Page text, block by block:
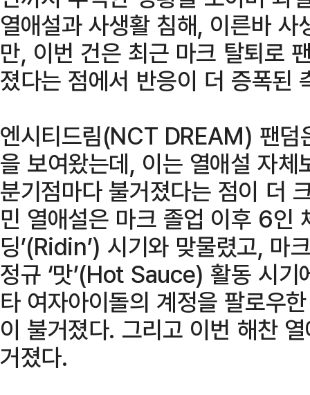
열애설과 사생활 침해, 이른바
만, 이번 건은 최근 마크 탈퇴로
졌다는 점에서 반응이 더 증폭된
엔시티드림(NCT DREAM) 팬덤
을 보여왔는데, 이는 열애설 자
분기점마다 불거졌다는 점이 더
민 열애설은 마크 졸업 이후 6인
딩’(Ridin’) 시기와 맞물렸고, 마
정규 ‘맛’(Hot Sauce) 활동 시
타 여자아이돌의 계정을 팔로우
이 불거졌다. 그리고 이번 해찬
거졌다.